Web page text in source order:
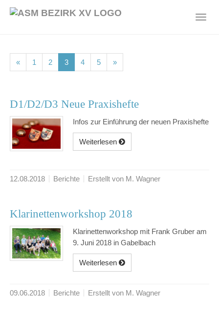
« 1 (current)
2(current)
3(current)
4(current)
5(current)
»
D1/D2/D3 Neue Praxishefte
Infos zur Einführung der neuen Praxishefte
Weiterlesen
12.08.2018 Berichte Erstellt von M. Wagner
Klarinettenworkshop 2018
Klarinettenworkshop mit Frank Gruber am
9. Juni 2018 in Gabelbach
Weiterlesen
09.06.2018 Berichte Erstellt von M. Wagner